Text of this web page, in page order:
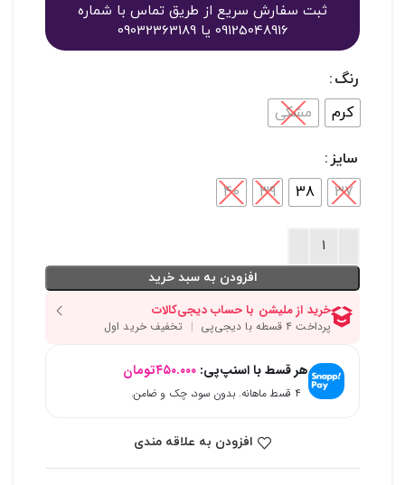
ثبت سفارش سریع از طریق تماس با شماره
09125048916 یا 09032363189
رنگ
کرم
مشکی
سایز
37
38
39
40
افزودن به سبد خرید
هر قسط با اسنپ‌پی: ۴۵۰.۰۰۰تومان
۴ قسط ماهانه. بدون سود، چک و ضامن.
افزودن به علاقه مندی